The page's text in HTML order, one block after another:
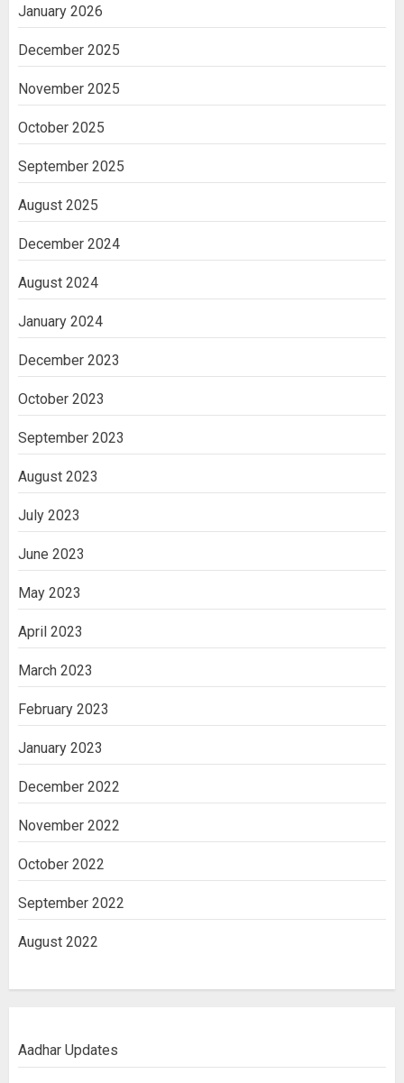
January 2026
December 2025
November 2025
October 2025
September 2025
August 2025
December 2024
August 2024
January 2024
December 2023
October 2023
September 2023
August 2023
July 2023
June 2023
May 2023
April 2023
March 2023
February 2023
January 2023
December 2022
November 2022
October 2022
September 2022
August 2022
Aadhar Updates